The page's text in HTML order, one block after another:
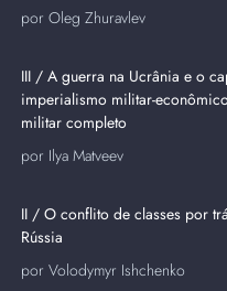
por Oleg Zhuravlev
III / A guerra na Ucrânia e o
imperialismo militar-
militar completo
por Ilya Matveev
II / O conflito de classes por
Rússia
por Volodymyr Ishchenko